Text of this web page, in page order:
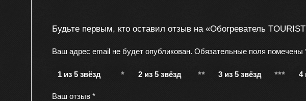
Будьте первым, кто оставил отзыв на «Обогреватель
Ваш адрес email не будет опубликован. Обязательные поля помечены
1 из 5 звёзд 2 из 5 звёзд 3 из 5 звёзд 4
Ваш отзыв *